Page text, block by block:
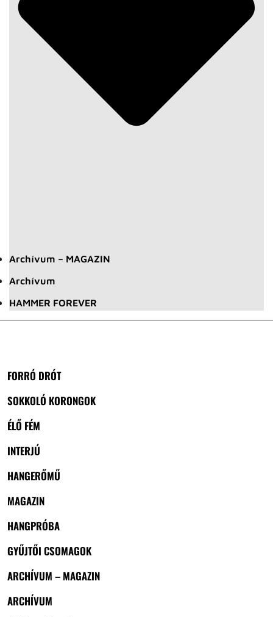
Archívum – MAGAZIN
Archívum
HAMMER FOREVER
FORRÓ DRÓT
SOKKOLÓ KORONGOK
ÉLŐ FÉM
INTERJÚ
HANGERŐMŰ
MAGAZIN
HANGPRÓBA
GYŰJTŐI CSOMAGOK
ARCHÍVUM – MAGAZIN
ARCHÍVUM